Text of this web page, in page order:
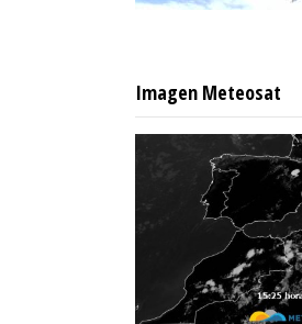
Imagen Meteosat